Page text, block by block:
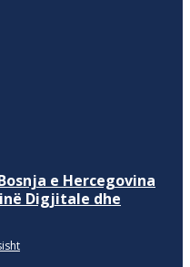
e Hercegovina
Digjitale dhe